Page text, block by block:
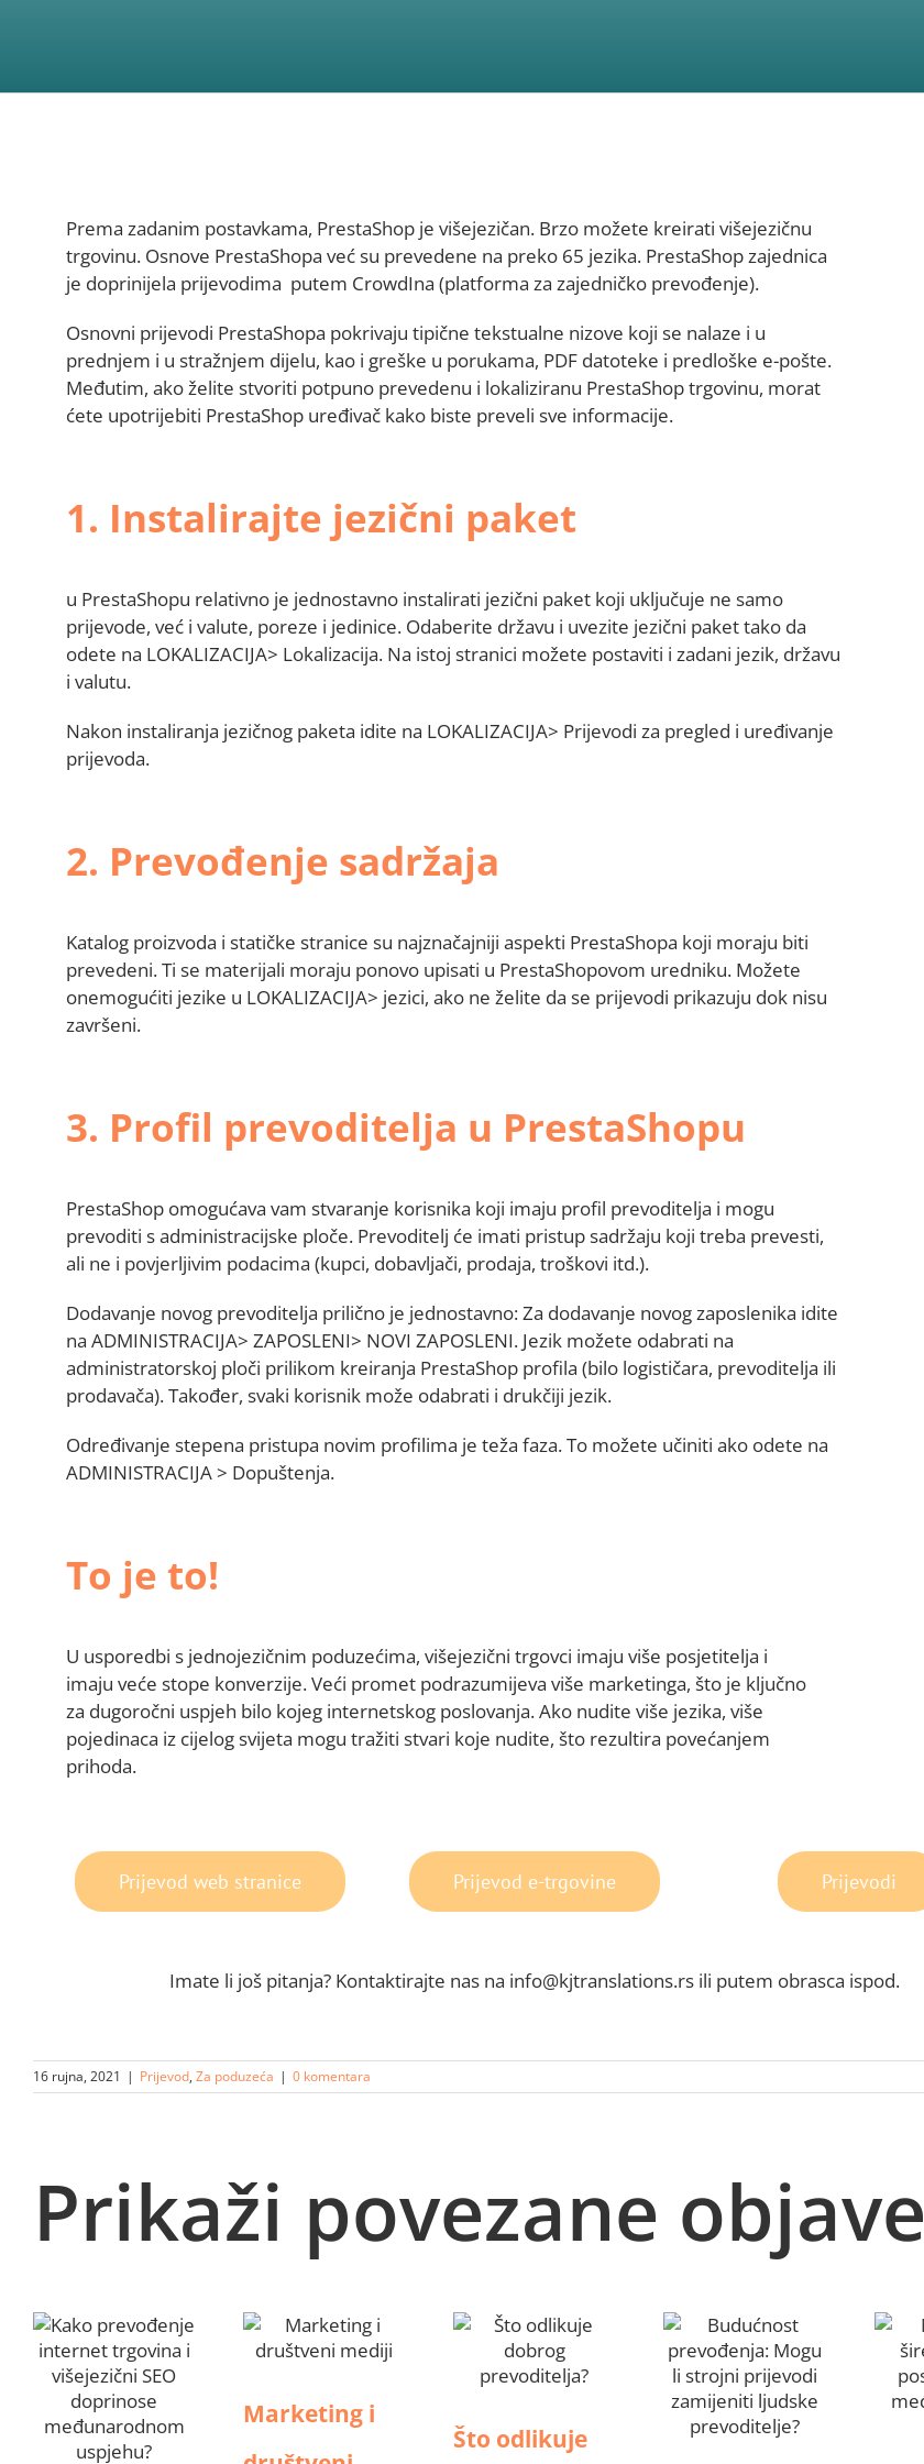
Prema zadanim postavkama, PrestaShop je višejezičan. Brzo možete kreirati višejezičnu
trgovinu. Osnove PrestaShopa već su prevedene na preko 65 jezika. PrestaShop zajednica
je doprinijela prijevodima putem CrowdIna (platforma za zajedničko prevođenje).
Osnovni prijevodi PrestaShopa pokrivaju tipične tekstualne nizove koji se nalaze i u
prednjem i u stražnjem dijelu, kao i greške u porukama, PDF datoteke i predloške e-pošte.
Međutim, ako želite stvoriti potpuno prevedenu i lokaliziranu PrestaShop trgovinu, morat
ćete upotrijebiti PrestaShop uređivač kako biste preveli sve informacije.
1. Instalirajte jezični paket
u PrestaShopu relativno je jednostavno instalirati jezični paket koji uključuje ne samo
prijevode, već i valute, poreze i jedinice. Odaberite državu i uvezite jezični paket tako da
odete na LOKALIZACIJA> Lokalizacija. Na istoj stranici možete postaviti i zadani jezik, državu
i valutu.
Nakon instaliranja jezičnog paketa idite na LOKALIZACIJA> Prijevodi za pregled i uređivanje
prijevoda.
2. Prevođenje sadržaja
Katalog proizvoda i statičke stranice su najznačajniji aspekti PrestaShopa koji moraju biti
prevedeni. Ti se materijali moraju ponovo upisati u PrestaShopovom uredniku. Možete
onemogućiti jezike u LOKALIZACIJA> jezici, ako ne želite da se prijevodi prikazuju dok nisu
završeni.
3. Profil prevoditelja u PrestaShopu
PrestaShop omogućava vam stvaranje korisnika koji imaju profil prevoditelja i mogu
prevoditi s administracijske ploče. Prevoditelj će imati pristup sadržaju koji treba prevesti,
ali ne i povjerljivim podacima (kupci, dobavljači, prodaja, troškovi itd.).
Dodavanje novog prevoditelja prilično je jednostavno: Za dodavanje novog zaposlenika idite
na ADMINISTRACIJA> ZAPOSLENI> NOVI ZAPOSLENI. Jezik možete odabrati na
administratorskoj ploči prilikom kreiranja PrestaShop profila (bilo logističara, prevoditelja ili
prodavača). Također, svaki korisnik može odabrati i drukčiji jezik.
Određivanje stepena pristupa novim profilima je teža faza. To možete učiniti ako odete na
ADMINISTRACIJA > Dopuštenja.
To je to!
U usporedbi s jednojezičnim poduzećima, višejezični trgovci imaju više posjetitelja i
imaju veće stope konverzije. Veći promet podrazumijeva više marketinga, što je ključno
za dugoročni uspjeh bilo kojeg internetskog poslovanja. Ako nudite više jezika, više
pojedinaca iz cijelog svijeta mogu tražiti stvari koje nudite, što rezultira povećanjem
prihoda.
Prijevod web stranice Prijevod e-trgovine Prijevodi
Imate li još pitanja? Kontaktirajte nas na info@kjtranslations.rs ili putem obrasca ispod.
16 rujna, 2021 | Prijevod, Za poduzeća | 0 komentara
Prikaži povezane objave
Marketing i
Što odlikuje